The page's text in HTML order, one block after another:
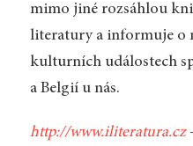
mimo jiné rozsáhlou
literatury a informuje o
kulturních událostech
a Belgií u nás.
http://www.iliteratura.cz